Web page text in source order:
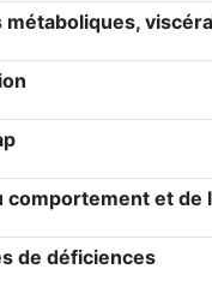
métaboliques,
comportement et de
de déficiences